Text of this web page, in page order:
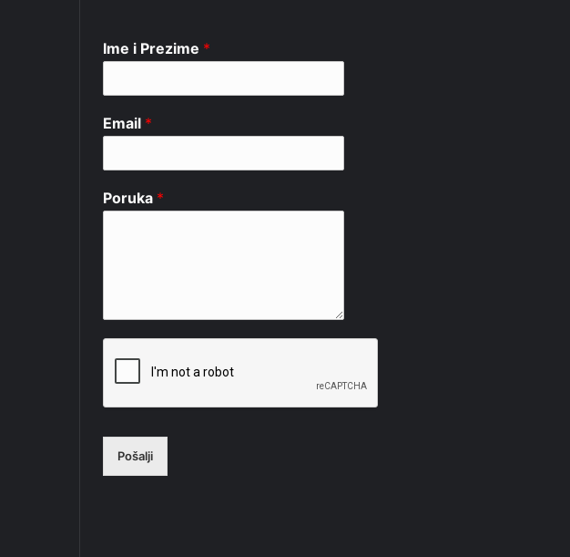
Ime i Prezime *
Email *
Poruka *
Pošalji